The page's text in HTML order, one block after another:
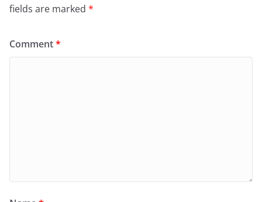
fields are marked *
Comment*